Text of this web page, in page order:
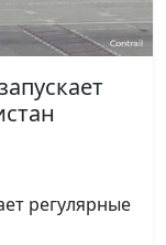
регулярные